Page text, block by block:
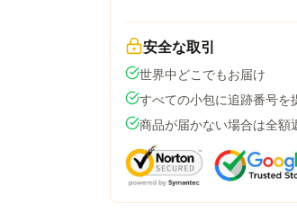
安全な取引
世界中どこでもお届け
すべての小包に追跡番号を
商品が届かない場合は全額